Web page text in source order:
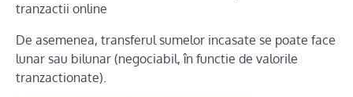
tranzactii online
De asemenea, transferul sumelor incasate se poate face
lunar sau bilunar (negociabil, în functie de valorile
tranzactionate).